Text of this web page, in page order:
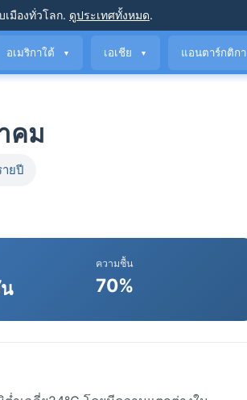
เมืองทั่วโลก. ดูประเทศทั้งหมด.
อเมริกาใต้ ▼ เอเชีย ▼ แอนตาร์กติกา
คม
ายปี
ความชื้น
70%